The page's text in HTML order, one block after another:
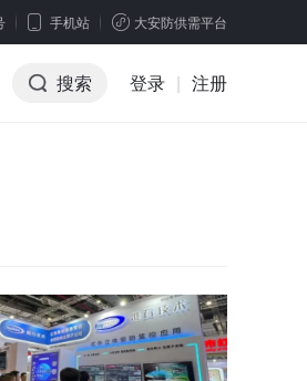
手机站 大安防供需平台
搜索 登录 | 注册